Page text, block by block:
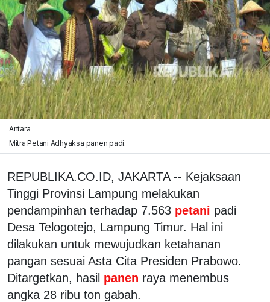
Antara
Mitra Petani Adhyaksa panen padi.
REPUBLIKA.CO.ID, JAKARTA -- Kejaksaan
Tinggi Provinsi Lampung melakukan
pendampinhan terhadap 7.563 petani padi
Desa Telogotejo, Lampung Timur. Hal ini
dilakukan untuk mewujudkan ketahanan
pangan sesuai Asta Cita Presiden Prabowo.
Ditargetkan, hasil panen raya menembus
angka 28 ribu ton gabah.